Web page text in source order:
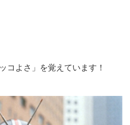
コよさ」を覚えています！